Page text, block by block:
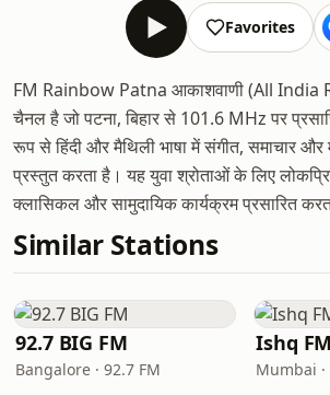
Favorites
FM Rainbow Patna आकाशवाणी (All India
चैनल है जो पटना, बिहार से 101.6 MHz पर
रूप से हिंदी और मैथिली भाषा में संगीत, समाचार और
प्रस्तुत करता है। यह युवा श्रोताओं के लिए
क्लासिकल और सामुदायिक कार्यक्रम प्रसारित
Similar Stations
92.7 BIG FM
Bangalore · 92.7 FM
Ishq FM
Mumbai ·